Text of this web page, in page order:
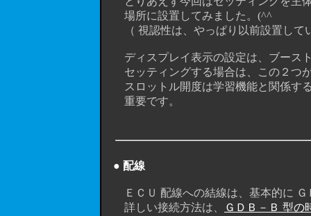
場所に設置してみました。(^^ゞ
（ 視認性は、やっぱり以前設置して
ディスプレイ表示の設定は、ブースト
セッティングする場合は、この２つ
スロットル開度は学習機能と関係する
重要です。
● 配線
ＥＣＵ 配線への結線は、基本的に Ｇ
詳しい接続方法は、
ＧＤＢ－Ｂ 型の